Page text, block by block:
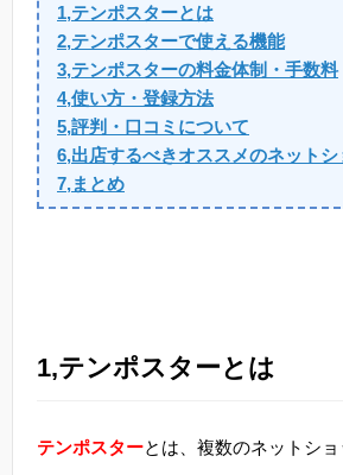
1,テンポスターとは
2,テンポスターで使える機能
3,テンポスターの料金体制・手数料
4,使い方・登録方法
5,評判・口コミについて
6,出店するべきオススメのネットシ
7,まとめ
1,テンポスターとは
テンポスターとは、複数のネットシ